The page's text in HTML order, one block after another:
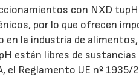
con NXD
por lo que ofrecen
en la industria de
están libres de
el Reglamento UE nº